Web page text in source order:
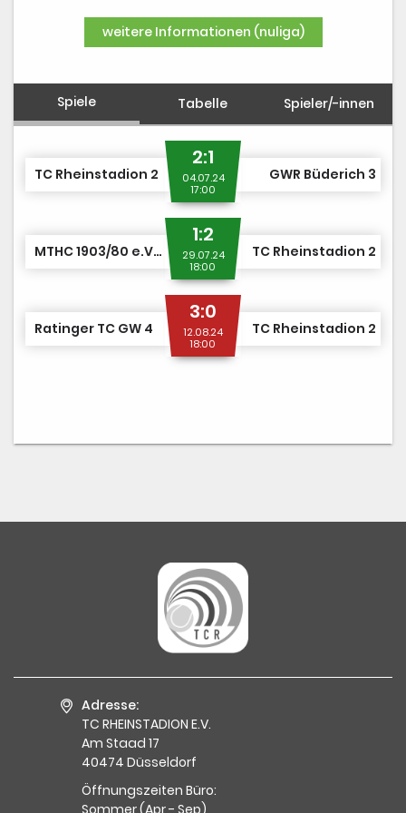
weitere Informationen (nuliga)
Spiele Tabelle Spieler/-innen
TC Rheinstadion 2
2:1
04.07.24
17:00
GWR Büderich 3
MTHC 1903/80 e.V. 2
1:2
29.07.24
18:00
TC Rheinstadion 2
Ratinger TC GW 4
3:0
12.08.24
18:00
TC Rheinstadion 2
Adresse:
TC RHEINSTADION E.V.
Am Staad 17
40474 Düsseldorf
Öffnungszeiten Büro:
Sommer (Apr - Sep)